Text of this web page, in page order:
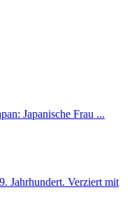
Japanische Frau ...
Jahrhundert. Verziert mit